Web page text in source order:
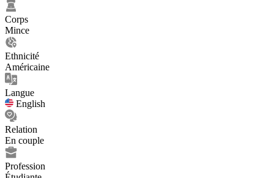
Corps
Mince
Ethnicité
Américaine
Langue
English
Relation
En couple
Profession